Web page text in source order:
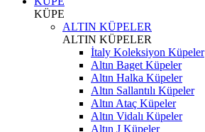
KÜPE
ALTIN KÜPELER
ALTIN KÜPELER
İtaly Koleksiyon Küpeler
Altın Baget Küpeler
Altın Halka Küpeler
Altın Sallantılı Küpeler
Altın Ataç Küpeler
Altın Vidalı Küpeler
Altın J Küpeler